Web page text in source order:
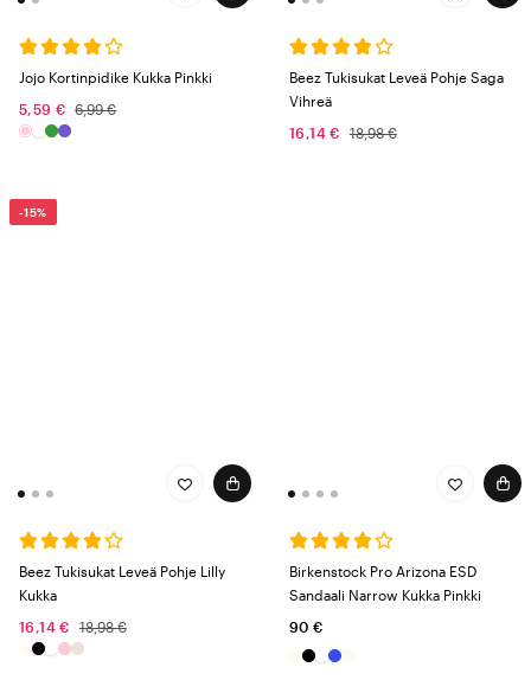
Jojo Kortinpidike Kukka Pinkki
5,59 €
6,99 €
Beez Tukisukat Leveä Pohje Saga
Vihreä
16,14 €
18,98 €
-15%
Beez Tukisukat Leveä Pohje Lilly
Kukka
16,14 €
18,98 €
Birkenstock Pro Arizona ESD
Sandaali Narrow Kukka Pinkki
90 €